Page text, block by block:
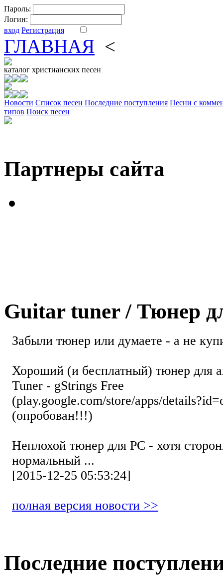
Пароль:
Логин:
вход Регистрация
ГЛАВНАЯ <
каталог христианских песен
Новости Cписок песен Последние поступления Песни с
типов Поиск песен
Партнеры сайта
Guitar tuner / Тюнер
Забыли тюнер или думаете - а не
Хороший (и бесплатный) тюнер для
Tuner - gStrings Free
(play.google.com/store/apps/
(опробован!!!)
Неплохой тюнер для РС - хотя
нормальный ...
[2015-12-25 05:53:24]
полная версия новости >>
Последние